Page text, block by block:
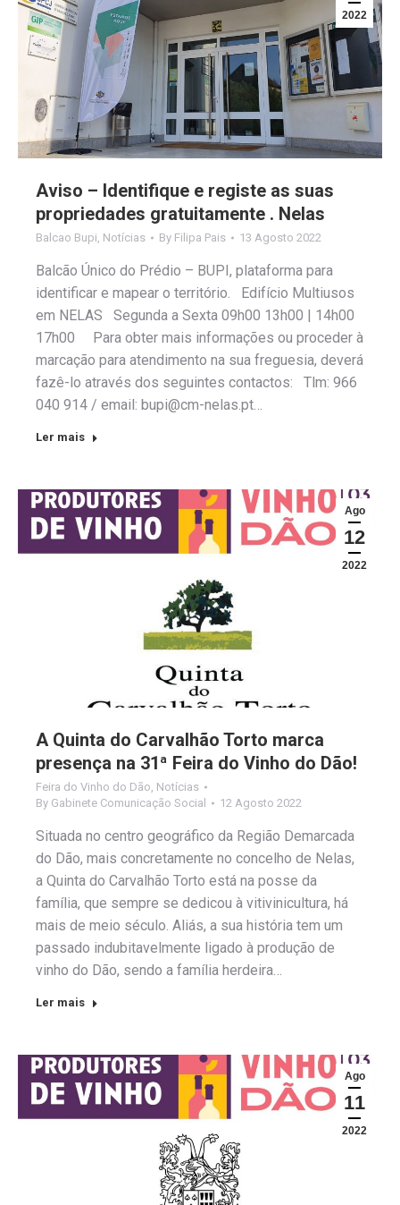
2022
Aviso – Identifique e registe as suas
propriedades gratuitamente . Nelas
Balcao Bupi Notícias By Filipa Pais 13 Agosto 2022
Balcão Único do Prédio – BUPI, plataforma para
identificar e mapear o território. Edifício Multiusos
em NELAS Segunda a Sexta 09h00 13h00 | 14h00
17h00 Para obter mais informações ou proceder à
marcação para atendimento na sua freguesia, deverá
fazê-lo através dos seguintes contactos: Tlm: 966
040 914 / email: bupi@cm-nelas.pt…
Ler mais
Ago
12
2022
A Quinta do Carvalhão Torto marca
presença na 31ª Feira do Vinho do Dão!
Feira do Vinho do Dão, Notícias
By Gabinete Comunicação Social 12 Agosto 2022
Situada no centro geográfico da Região Demarcada
do Dão, mais concretamente no concelho de Nelas,
a Quinta do Carvalhão Torto está na posse da
família, que sempre se dedicou à vitivinicultura, há
mais de meio século. Aliás, a sua história tem um
passado indubitavelmente ligado à produção de
vinho do Dão, sendo a família herdeira…
Ler mais
Ago
11
2022